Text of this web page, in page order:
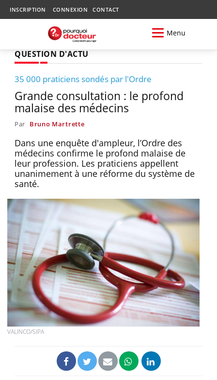
INSCRIPTION CONNEXION CONTACT
Menu
QUESTION D'ACTU
35 000 praticiens sondés par l'Ordre
Grande consultation : le profond
malaise des médecins
Par Bruno Martrette
Dans une enquête d'ampleur, l’Ordre des
médecins confirme le profond malaise de
leur profession. Les praticiens appellent
unanimement à une réforme du système de
santé.
VALINCO/SIPA